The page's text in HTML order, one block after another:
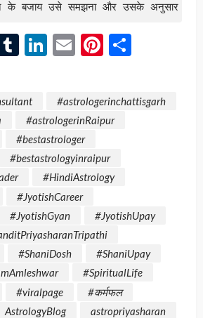
के बजाय उसे समझना और उसके अनुसार जीवन
Tumblr
LinkedIn
EmailPinterest
#astrologerinchattisgarh
#astrologerinRaipur
#bestastrologer
#bestastrologyinraipur
#HindiAstrology
#JyotishCareer
#JyotishGyan
#JyotishUpay
#ShaniDosh
#ShaniUpay
#SpiritualLife
#viralpage
#कर्मफल
AstrologyBlog
astropriyasharan